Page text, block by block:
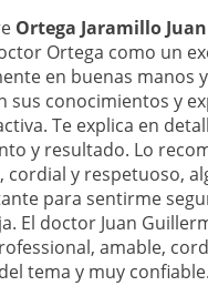
Ortega Jaramillo
Ortega como un
en buenas manos
sus conocimientos y
Te explica en
y resultado. Lo
cordial y respetuoso,
para sentirme
El doctor Juan
amable,
tema y muy